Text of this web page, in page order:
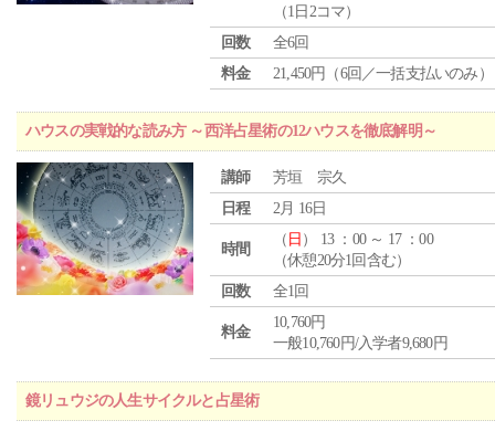
（1日2コマ）
回数
全6回
料金
21,450円（6回／一括支払いのみ）
ハウスの実戦的な読み方 ～西洋占星術の12ハウスを徹底解明～
講師
芳垣 宗久
日程
2月 16日
時間
（ 日 ） 13 ：00 ～ 17 ：00
（休憩20分1回含む）
回数
全1回
料金
10,760円
一般10,760円/入学者9,680円
鏡リュウジの人生サイクルと占星術